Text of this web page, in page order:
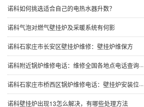
诺科如何挑选适合自己的电热水器升数？
诺科气泡对燃气壁挂炉及采暖系统有何影
诺科石家庄市长安区壁挂炉维修：壁挂炉维保方
诺科附近锅炉维修电话：维修全国各地点电话查询···
诺科石家庄市桥西区锅炉维修电话：壁挂炉安装位···
诺科壁挂炉出现13怎么解决，有哪些处理方法